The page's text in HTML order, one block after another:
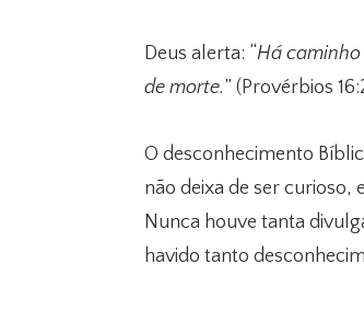
Deus alerta: “Há
de morte.” (Provérbios
O desconhecimento
não deixa de ser curioso,
Nunca houve tanta
havido tanto